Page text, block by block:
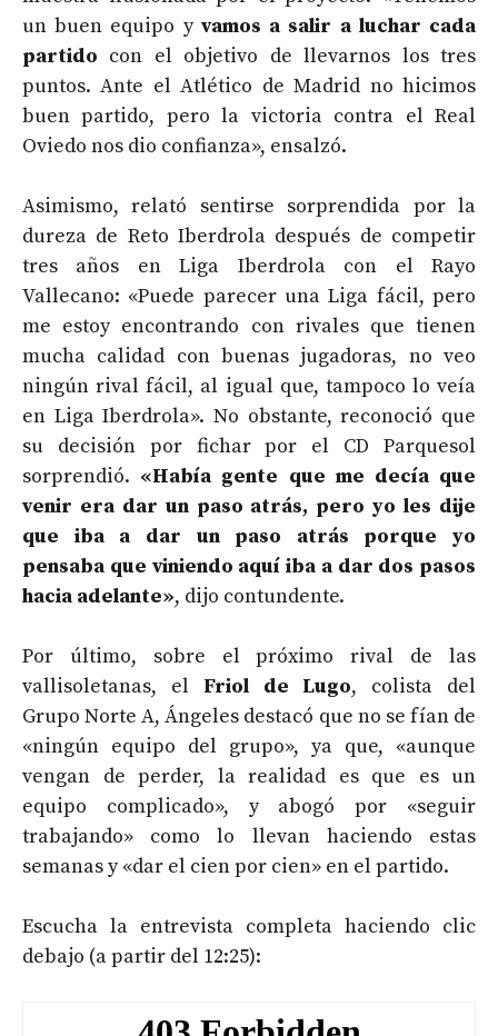
un buen equipo yvamos a salir a luchar cada
partido con el objetivo de llevarnos los tres
puntos. Ante el Atlético de Madrid no hicimos
buen partido, pero la victoria contra el Real
Oviedo nos dio confianza», ensalzó.
Asimismo, relató sentirse sorprendida por la
dureza de Reto Iberdrola después de competir
tres años en Liga Iberdrola con el Rayo
Vallecano: «Puede parecer una Liga fácil, pero
me estoy encontrando con rivales que tienen
mucha calidad con buenas jugadoras, no veo
ningún rival fácil, al igual que, tampoco lo veía
en Liga Iberdrola». No obstante, reconoció que
su decisión por fichar por el CD Parquesol
sorprendió. «Había gente que me decía que
venir era dar un paso atrás, pero yo les dije
que iba a dar un paso atrás porque yo
pensaba que viniendo aquí iba a dar dos pasos
hacia adelante», dijo contundente.
Por último, sobre el próximo rival de las
vallisoletanas, el Friol de Lugo, colista del
Grupo Norte A, Ángeles destacó que no se fían de
«ningún equipo del grupo», ya que, «aunque
vengan de perder, la realidad es que es un
equipo complicado», y abogó por «seguir
trabajando» como lo llevan haciendo estas
semanas y «dar el cien por cien» en el partido.
Escucha la entrevista completa haciendo clic
debajo (a partir del 12:25):